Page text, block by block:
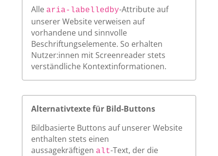
Alle aria-labelledby-Attribute auf
unserer Website verweisen auf
vorhandene und sinnvolle
Beschriftungselemente. So erhalten
Nutzer:innen mit Screenreader stets
verständliche Kontextinformationen.
Alternativtexte für Bild-Buttons
Bildbasierte Buttons auf unserer Website
enthalten stets einen
aussagekräftigen alt-Text, der die